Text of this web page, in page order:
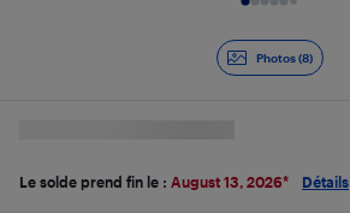
Photos (8)
Le solde prend fin le : August 13, 2026* Détails